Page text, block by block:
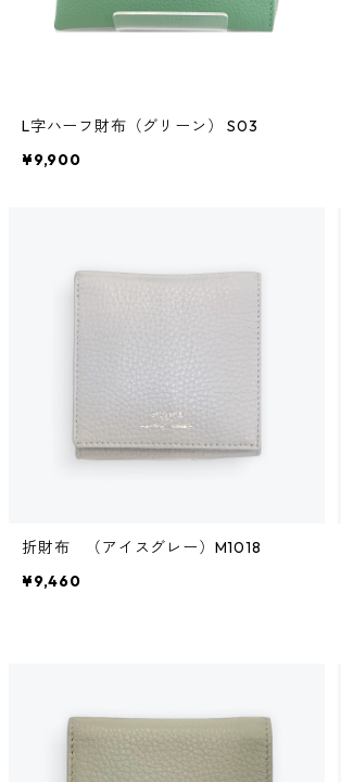
L字ハーフ財布（グリーン） S03
¥9,900
折財布 （アイスグレー）M1018
¥9,460